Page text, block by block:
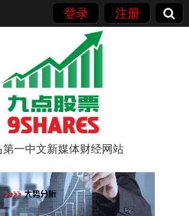
登录 注册
票
第一中文新媒体财经网站